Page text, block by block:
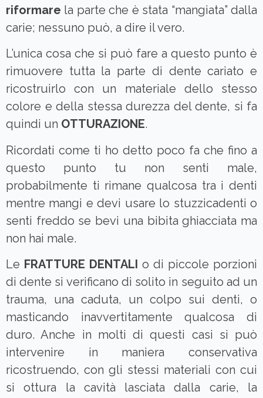
riformare la parte che è stata “mangiata” dalla
carie; nessuno può, a dire il vero.
L’unica cosa che si può fare a questo punto è
rimuovere tutta la parte di dente cariato e
ricostruirlo con un materiale dello stesso
colore e della stessa durezza del dente, si fa
quindi un OTTURAZIONE.
Ricordati come ti ho detto poco fa che fino a
questo punto tu non senti male,
probabilmente ti rimane qualcosa tra i denti
mentre mangi e devi usare lo stuzzicadenti o
senti freddo se bevi una bibita ghiacciata ma
non hai male.
Le FRATTURE DENTALI o di piccole porzioni
di dente si verificano di solito in seguito ad un
trauma, una caduta, un colpo sui denti, o
masticando inavvertitamente qualcosa di
duro. Anche in molti di questi casi si può
intervenire in maniera conservativa
ricostruendo, con gli stessi materiali con cui
si ottura la cavità lasciata dalla carie, la